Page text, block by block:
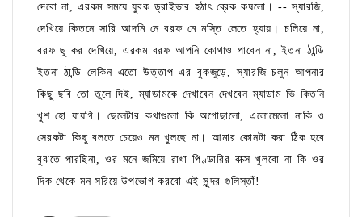
দেবো না, এরকম সময়ে যুবক ড্রাইভার হঠাৎ ব্রেক কষলো। -- স্যারজি,
দেখিয়ে কিতনে সারি আদমি নে বরফ মে মস্তি লেতে হ্যায়। চলিয়ে না,
বরফ ছু কর দেখিয়ে, এরকম বরফ আপনি কোথাও পাবেন না, ইতনা ঠান্ডি
ইতনা ঠান্ডি লেকিন এতো উত্তাপ এর বুকজুড়ে, স্যারজি চলুন আপনার
কিছু ছবি তো তুলে দিই, ম্যাডামকে দেখাবেন দেখবেন ম্যাডাম ভি কিতনি
খুশ হো যায়গি। ছেলেটার কথাগুলো কি অগোছালো, এলোমেলো নাকি ও
সেরকটা কিছু বলতে চেয়েও মন খুলছে না। আমার কোনটা করা ঠিক হবে
বুঝতে পারছিনা, ওর মনে জমিয়ে রাখা পিণ্ডারির বাক্স খুলবো না কি ওর
দিক থেকে মন সরিয়ে উপভোগ করবো এই সুন্দর গুলিস্তাঁ!